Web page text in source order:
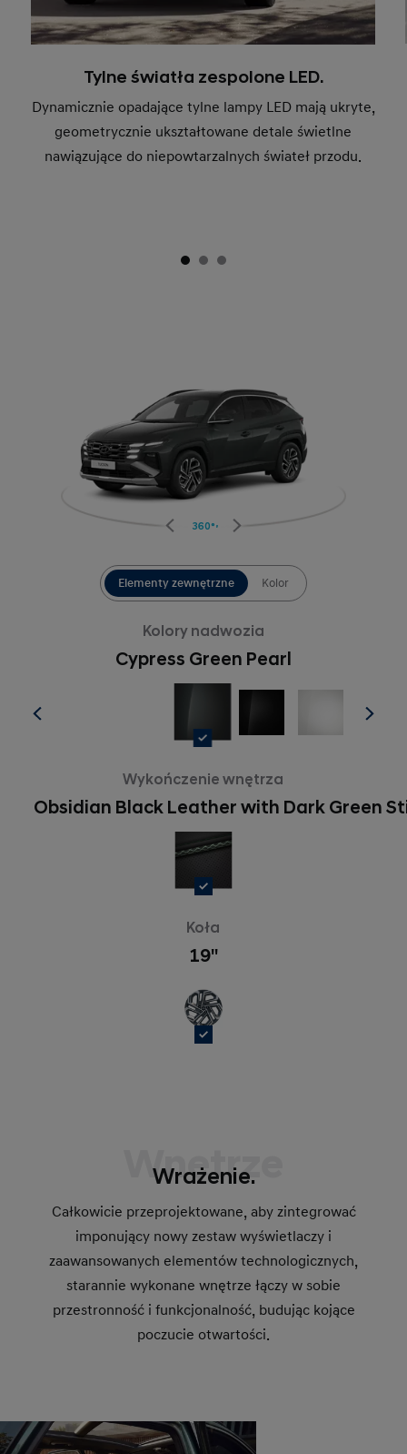
Tylne światła zespolone LED.
Dynamicznie opadające tylne lampy LED mają ukryte,
geometrycznie ukształtowane detale świetlne
nawiązujące do niepowtarzalnych świateł przodu.
360°
Elementy zewnętrzne Kolor
Kolory nadwozia
Cypress Green Pearl
Wykończenie wnętrza
Obsidian Black Leather with Dark Green
Koła
19''
Wnętrze
Wrażenie.
Całkowicie przeprojektowane, aby zintegrować
imponujący nowy zestaw wyświetlaczy i
zaawansowanych elementów technologicznych,
starannie wykonane wnętrze łączy w sobie
przestronność i funkcjonalność, budując kojące
poczucie otwartości.